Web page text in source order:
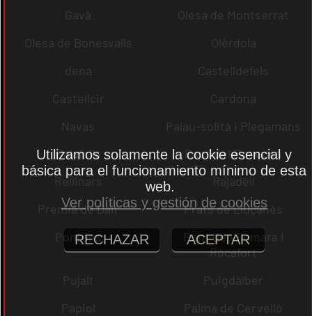
Gavà
Olesa de Montserrat
Olesa de Bonesvalls
Olèrdola
dena
Castelldefels
Castellcir
Cardona
Navas
Palau-solità i Plegamans
Palafolls
Pacs del Penedès
Rellinars
Rajadell
Premià de Dalt
Prats de Lluçanès
Pontons
Pont de Vilomara i
Rocafort
Pujalt
Puigdàlber
Papiol
Palma de Cervelló
Utilizamos solamente la cookie esencial y
básica para el funcionamiento mínimo de esta
web.
Ver políticas y gestión de cookies
RECHAZAR ACEPTAR